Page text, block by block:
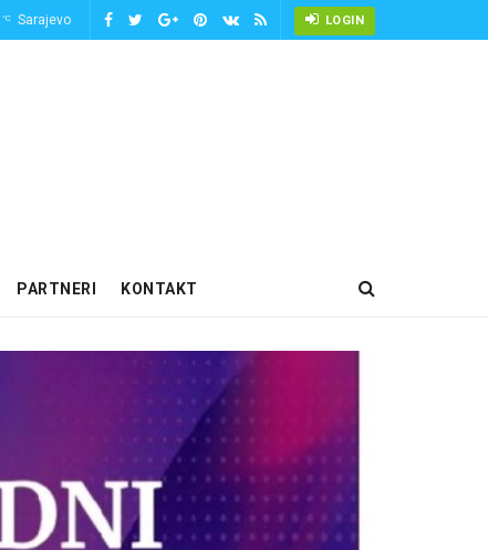
°C Sarajevo LOGIN
PARTNERI KONTAKT